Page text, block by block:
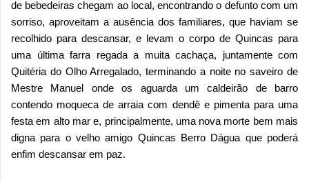
de bebedeiras chegam ao local, encontrando o defunto com um
sorriso, aproveitam a ausência dos familiares, que haviam se
recolhido para descansar, e levam o corpo de Quincas para
uma última farra regada a muita cachaça, juntamente com
Quitéria do Olho Arregalado, terminando a noite no saveiro de
Mestre Manuel onde os aguardaum caldeirão de barro
contendo moqueca de arraia com dendê e pimenta para uma
festa em alto mar e, principalmente, uma nova morte bem mais
digna para o velho amigo Quincas Berro Dágua que poderá
enfim descansar em paz.